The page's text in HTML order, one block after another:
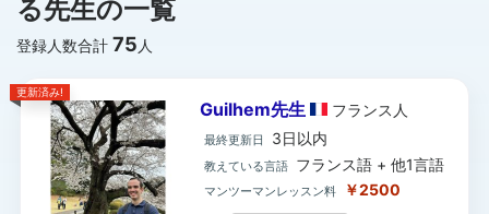
る先生の一覧
登録人数合計 75 人
更新済み!
Guilhem先生 フランス 人
最終更新日 3日以内
教えている言語 フランス語 + 他1言語
マンツーマンレッスン料 ￥2500